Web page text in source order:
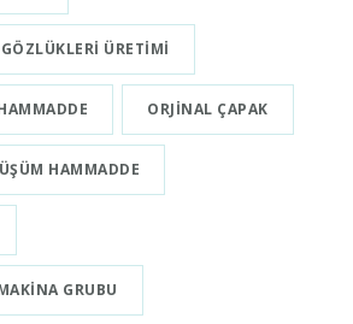
ÜRETIMI
ORJINAL ÇAPAK
HAMMADDE
GRUBU